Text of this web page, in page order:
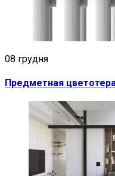
08 грудня
Предметная